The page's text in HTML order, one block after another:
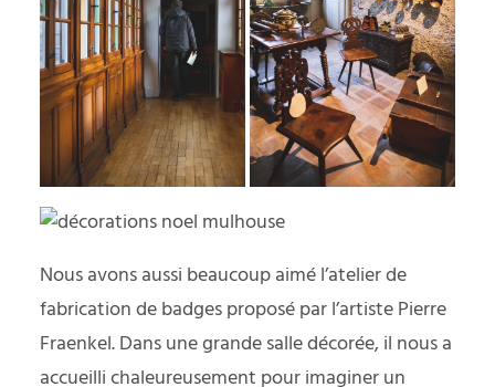
Nous avons aussi beaucoup aimé l’atelier de
fabrication de badges proposé par l’artiste Pierre
Fraenkel. Dans une grande salle décorée, il nous a
accueilli chaleureusement pour imaginer un